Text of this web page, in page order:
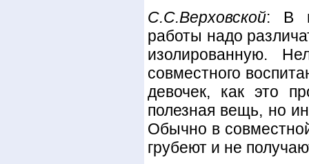
С.C.Bepxoвскoй: В
работы надо
изолированную.
совместного
девочек, как это
полезная вещь, но
Обычно в
грубеют и не